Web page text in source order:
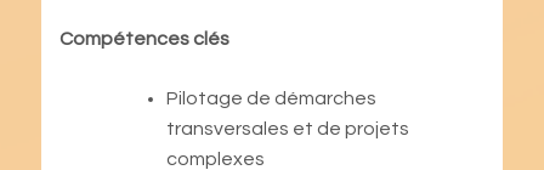
Compétences clés
Pilotage de démarches
transversales et de projets
complexes